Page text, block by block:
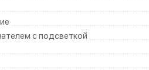
с подсветкой